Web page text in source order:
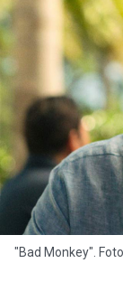
"Bad Monkey".